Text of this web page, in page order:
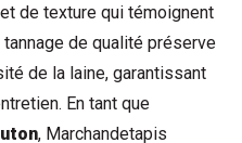
de texture qui témoignent
de qualité préserve
de la laine, garantissant
En tant que
, Marchandetapis